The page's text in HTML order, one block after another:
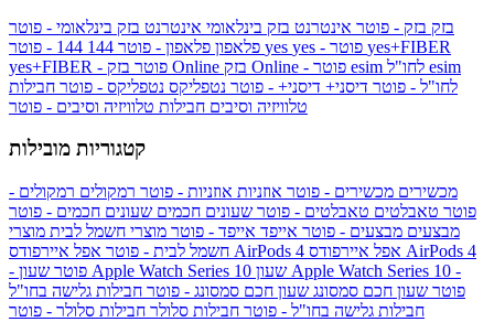
בזק בזק - פוטר אינטרנט בזק בינלאומי אינטרנט בזק בינלאומי - פוטר
פלאפון פלאפון - פוטר 144 yes
yes+FIBER
yes+FIBER - פוטר בזק Online
esim
לחו"ל - פוטר דיסני+ דיסני+ - פוטר נטפליקס נטפליקס - פוטר חבילות
טלוויזיה וסיבים חבילות טלוויזיה וסיבים - פוטר
קטגוריות מובילות
מכשירים מכשירים - פוטר אוזניות אוזניות - פוטר רמקולים רמקולים -
פוטר טאבלטים טאבלטים - פוטר שעונים חכמים שעונים חכמים - פוטר
מבצעים מבצעים - פוטר אייפד אייפד - פוטר מוצרי חשמל לבית מוצרי
חשמל לבית - פוטר אפל איירפודס AirPods 4 אפל איירפודס AirPods 4
- פוטר שעון Apple Watch Series 10 שעון Apple Watch Series 10 -
פוטר שעון חכם סמסונג שעון חכם סמסונג - פוטר חבילות גלישה בחו"ל
חבילות גלישה בחו"ל - פוטר חבילות סלולר חבילות סלולר - פוטר